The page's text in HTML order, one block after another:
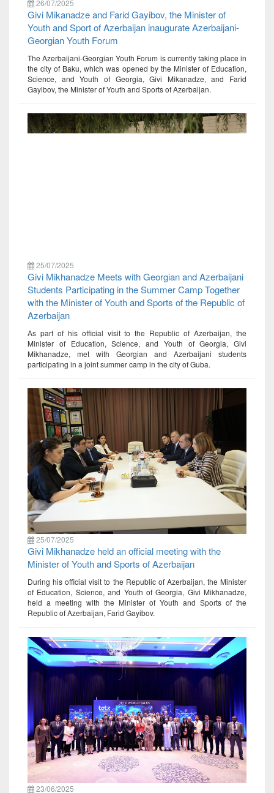
26/07/2025
Givi Mikanadze and Farid Gayibov, the Minister of
Youth and Sport of Azerbaijan inaugurate Azerbaijani-
Georgian Youth Forum
The Azerbaijani-Georgian Youth Forum is currently taking place in
the city of Baku, which was opened by the Minister of Education,
Science, and Youth of Georgia, Givi Mikanadze, and Farid
Gayibov, the Minister of Youth and Sports of Azerbaijan.
25/07/2025
Givi Mikhanadze Meets with Georgian and Azerbaijani
Students Participating in the Summer Camp Together
with the Minister of Youth and Sports of the Republic of
Azerbaijan
As part of his official visit to the Republic of Azerbaijan, the
Minister of Education, Science, and Youth of Georgia, Givi
Mikhanadze, met with Georgian and Azerbaijani students
participating in a joint summer camp in the city of Guba.
25/07/2025
Givi Mikhanadze held an official meeting with the
Minister of Youth and Sports of Azerbaijan
During his official visit to the Republic of Azerbaijan, the Minister
of Education, Science, and Youth of Georgia, Givi Mikhanadze,
held a meeting with the Minister of Youth and Sports of the
Republic of Azerbaijan, Farid Gayibov.
23/06/2025